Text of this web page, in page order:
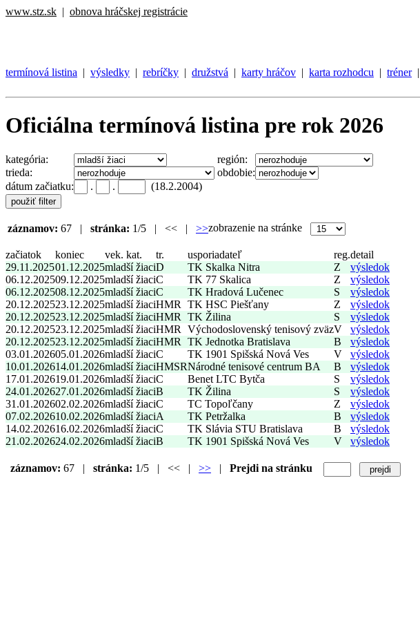
www.stz.sk | obnova hráčskej registrácie
termínová listina | výsledky | rebríčky | družstvá | karty hráčov | karta rozhodcu | tréner|
Oficiálna termínová listina pre rok 2026
kategória:
región:
trieda:
obdobie:
dátum začiatku:
. . (18.2.2004)
záznamov: 67 | stránka: 1/5 | << | >>zobrazenie na stránke
začiatok koniec vek. kat. tr. usporiadateľ reg.detail
29.11.202501.12.2025mladší žiaciD TK Skalka Nitra Z
výsledok
06.12.202509.12.2025mladší žiaciC TK 77 Skalica Z
výsledok
06.12.202508.12.2025mladší žiaciC TK Hradová Lučenec S
výsledok
20.12.202523.12.2025mladší žiaciHMR TK HSC Piešťany Z
výsledok
20.12.202523.12.2025mladší žiaciHMR TK Žilina S
výsledok
20.12.202523.12.2025mladší žiaciHMR Východoslovenský tenisový zväzV
výsledok
20.12.202523.12.2025mladší žiaciHMR TK Jednotka Bratislava B
výsledok
03.01.202605.01.2026mladší žiaciC TK 1901 Spišská Nová Ves V
výsledok
10.01.202614.01.2026mladší žiaciHMSRNárodné tenisové centrum BA B
výsledok
17.01.202619.01.2026mladší žiaciC Benet LTC Bytča S
výsledok
24.01.202627.01.2026mladší žiaciB TK Žilina S
výsledok
31.01.202602.02.2026mladší žiaciC TC Topoľčany Z
výsledok
07.02.202610.02.2026mladší žiaciA TK Petržalka B
výsledok
14.02.202616.02.2026mladší žiaciC TK Slávia STU Bratislava B
výsledok
21.02.202624.02.2026mladší žiaciB TK 1901 Spišská Nová Ves V výsledok
záznamov: 67 | stránka: 1/5 | << | >> | Prejdi na stránku